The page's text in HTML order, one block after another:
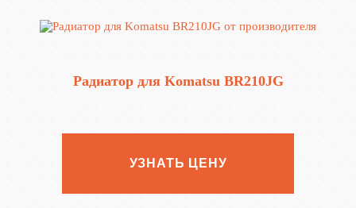
Радиатор для Komatsu BR210JG
УЗНАТЬ ЦЕНУ